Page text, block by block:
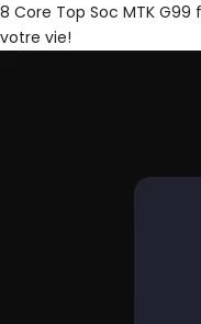
8 Core Top Soc MTK
votre vie!